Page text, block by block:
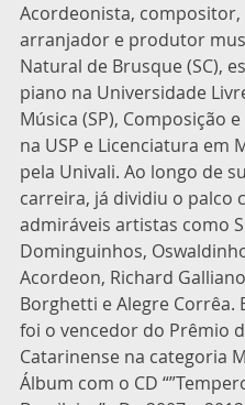
Acordeonista, compositor,
arranjador e produtor
Natural de Brusque (SC),
piano na Universidade
Música (SP), Composição e
na USP e Licenciatura em
pela Univali. Ao longo de
carreira, já dividiu o palco
admiráveis artistas como
Dominguinhos,
Acordeon, Richard
Borghetti e Alegre Corrêa.
foi o vencedor do Prêmio
Catarinense na categoria
Álbum com o CD